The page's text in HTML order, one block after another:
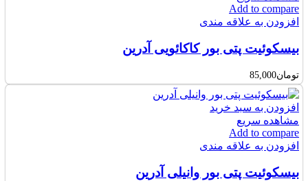
Add to compare
افزودن به علاقه مندی
بیسکوئیت پتی بور کاکائویی آدرین
تومان85,000
افزودن به سبد خرید
مشاهده سریع
Add to compare
افزودن به علاقه مندی
بیسکوئیت پتی بور وانیلی آدرین